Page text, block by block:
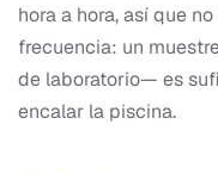
hora a hora, así que
frecuencia: un
de laboratorio— es
encalar la piscina.